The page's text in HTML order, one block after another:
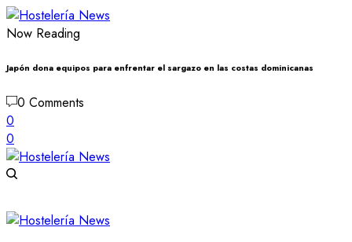
Now Reading
Japón dona equipos para enfrentar el sargazo en las costas dominicanas
0 Comments
0
0